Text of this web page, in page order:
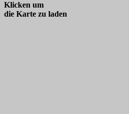
Klicken um
die Karte zu laden